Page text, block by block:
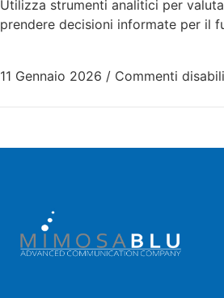
Utilizza strumenti analitici per
prendere decisioni informate per il
11 Gennaio 2026 / Commenti